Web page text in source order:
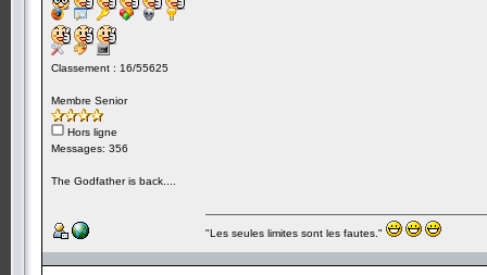
Classement : 16/55625
Membre Senior
Hors ligne
Messages: 356
The Godfather is back....
"Les seules limites sont les fautes."